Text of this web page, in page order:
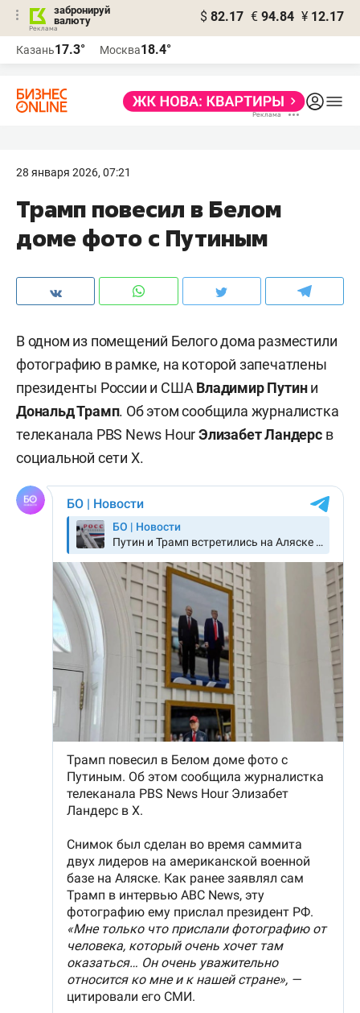
забронируй
валюту
$ 82.17 € 94.84 ¥ 12.17
Казань17.3° Москва18.4°
28 января 2026, 07:21
Трамп повесил в Белом
доме фото с Путиным
В одном из помещений Белого дома разместили
фотографию в рамке, на которой запечатлены
президенты России и США Владимир Путини
Дональд Трамп. Об этом сообщила журналистка
телеканала PBS News HourЭлизабет Ландерсв
социальной сети X.